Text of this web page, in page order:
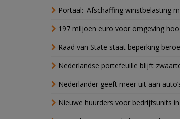
Portaal: 'Afschaffing winstbelasting
197 miljoen euro voor omgeving
Raad van State staat beperking
Nederlandse portefeuille blijft
Nederlander geeft meer uit aan
Nieuwe huurders voor bedrijfsunits